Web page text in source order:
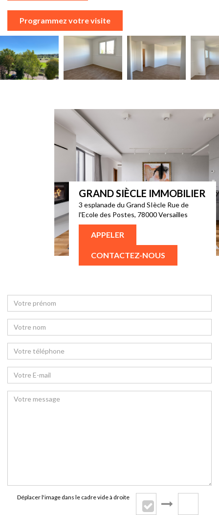
Programmez votre visite
GRAND SIÈCLE IMMOBILIER
3 esplanade du Grand SIècle Rue de
l'Ecole des Postes, 78000 Versailles
APPELER
CONTACTEZ-NOUS
Déplacer l'image dans le cadre vide à droite